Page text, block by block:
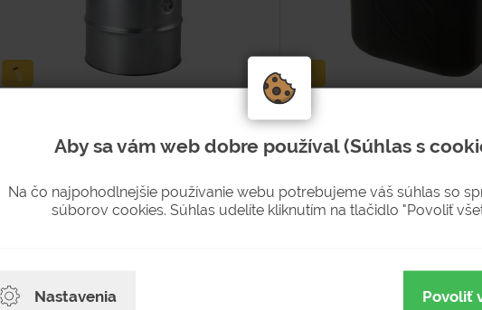
B0464-1-SK
zátka vo veku, 2" zátka v...
Certifikovaný - áno - Vyrobený z
Aby sa vám web dobre používal (Súhlas s
Na čo najpohodlnejšie používanie webu potrebujeme váš súhlas so
súborov cookies. Súhlas udelíte kliknutím na tlačidlo "Povoliť
Nastavenia Povoliť